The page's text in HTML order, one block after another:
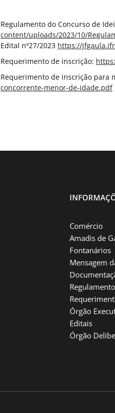
Regulamento do Concurso de
content/uploads/2023/10/
Edital nº27/2023 https://
Requerimento de inscrição:
Requerimento de inscrição para
concorrente-menor-de-idade.pdf
Comércio
Amadis de
Fontanários
Mensagem
Órgão
Editais
Órgão